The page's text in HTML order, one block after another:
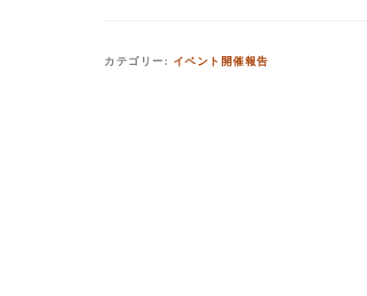
カテゴリー: イベント開催報告